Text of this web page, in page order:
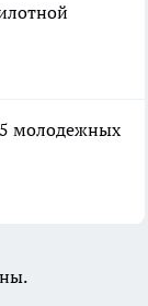
молодежных